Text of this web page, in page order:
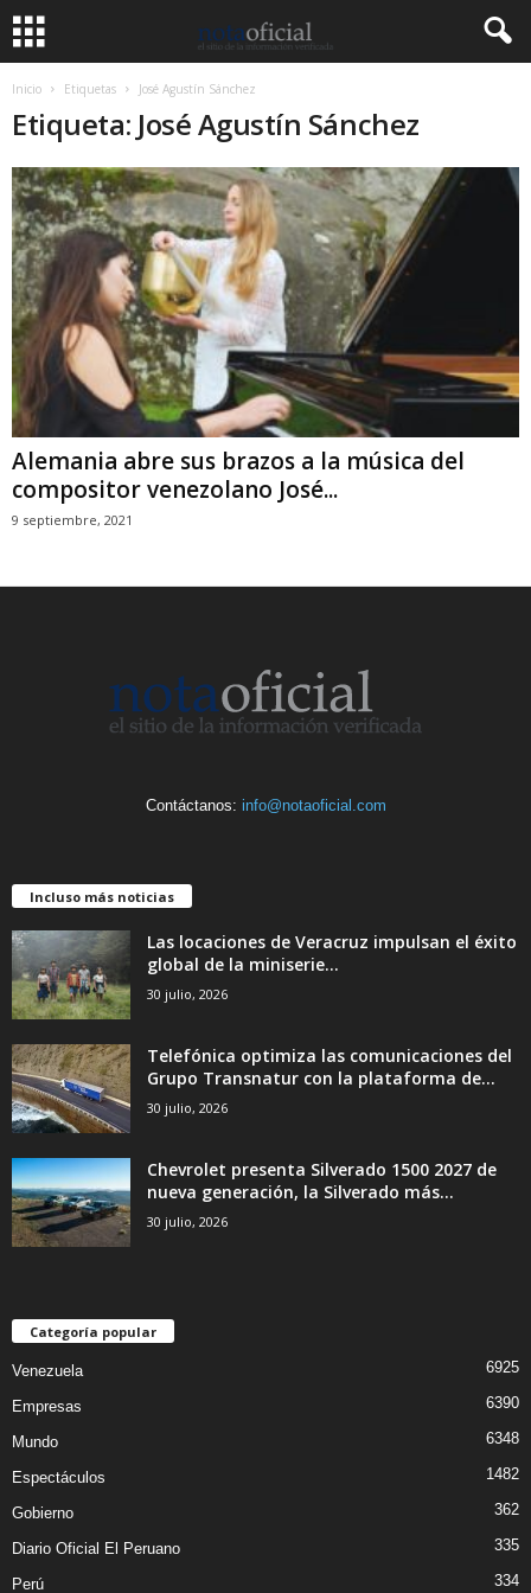
Inicio Etiquetas José Agustín Sánchez
Etiqueta: José Agustín Sánchez
Alemania abre sus brazos a la música del
compositor venezolano José...
9 septiembre, 2021
Contáctanos: info@notaoficial.com
Incluso más noticias
Las locaciones de Veracruz impulsan el éxito
global de la miniserie...
30 julio, 2026
Telefónica optimiza las comunicaciones del
Grupo Transnatur con la plataforma de...
30 julio, 2026
Chevrolet presenta Silverado 1500 2027 de
nueva generación, la Silverado más...
30 julio, 2026
Categoría popular
Venezuela 6925
Empresas 6390
Mundo 6348
Espectáculos 1482
Gobierno 362
Diario Oficial El Peruano 335
Perú 334